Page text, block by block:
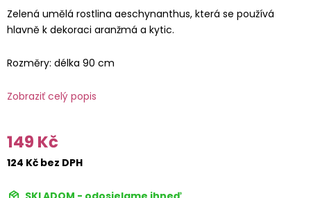
Zelená umělá rostlina aeschynanthus, která se používá
hlavně k dekoraci aranžmá a kytic.
Rozměry: délka 90 cm
Zobraziť celý popis
149 Kč
124 Kč bez DPH